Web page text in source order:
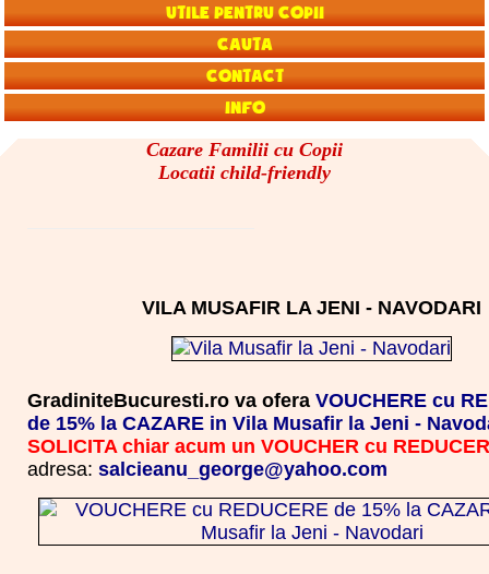
Utile pentru copii
Cauta
Contact
Info
Cazare Familii cu Copii
Locatii child-friendly
VILA MUSAFIR LA JENI - NAVODARI
GradiniteBucuresti.ro va ofera VOUCHERE cu
de 15% la CAZARE in Vila Musafir la Jeni -
SOLICITA chiar acum un VOUCHER cu
adresa: salcieanu_george@yahoo.com